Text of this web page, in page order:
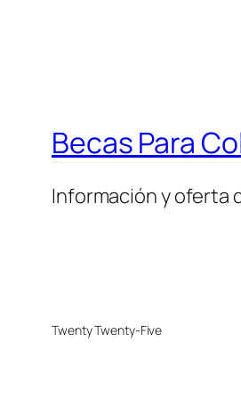
Becas Para
Información y oferta
Twenty Twenty-Five